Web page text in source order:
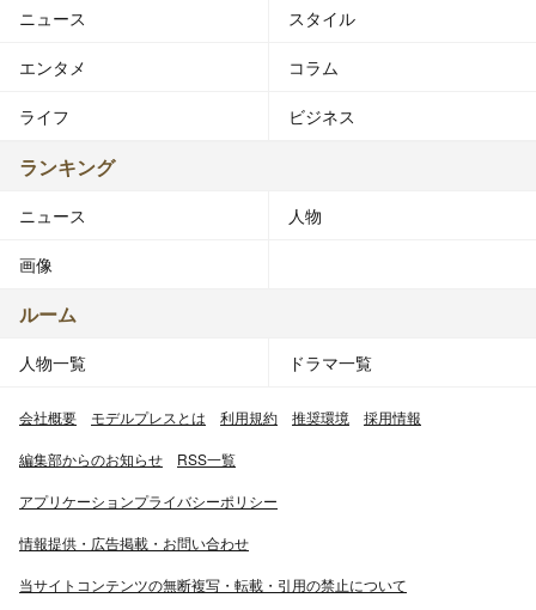
ニュース スタイル
エンタメ コラム
ライフ ビジネス
ランキング
ニュース 人物
画像
ルーム
人物一覧 ドラマ一覧
会社概要 モデルプレスとは 利用規約 推奨環境 採用情報
編集部からのお知らせ RSS一覧
アプリケーションプライバシーポリシー
情報提供・広告掲載・お問い合わせ
当サイトコンテンツの無断複写・転載・引用の禁止について